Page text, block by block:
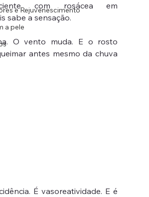
e Rejuvenescimento
a pele
com rosácea em
sabe a sensação.
O vento muda. E o rosto
antes mesmo da chuva
É vasoreatividade. E é